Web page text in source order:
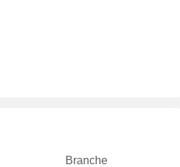
Branche